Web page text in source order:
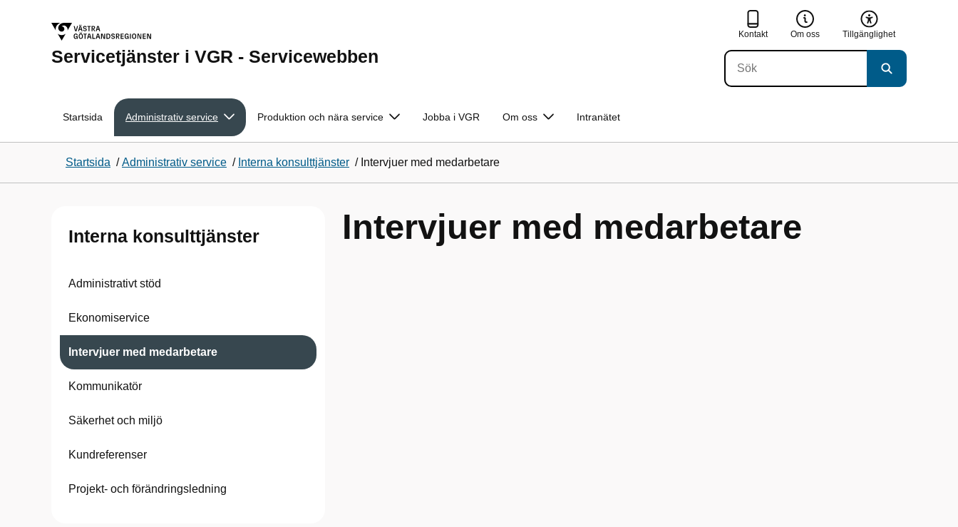
Servicetjänster i VGR - Servicewebben
Kontakt Om oss Tillgänglighet
Startsida Administrativ service Produktion och nära service Jobba i VGR Om oss Intranätet
Startsida /Administrativ service / Interna konsulttjänster / Intervjuer med medarbetare
Interna konsulttjänster
Administrativt stöd​
Ekonomiservice
Intervjuer med medarbetare
Kommunikatör
Säkerhet och miljö
Kundreferenser
Projekt- och förändringsledning​
Intervjuer med medarbetare